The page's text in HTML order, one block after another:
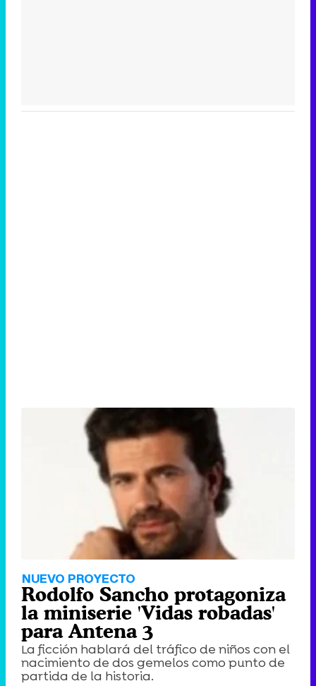
NUEVO PROYECTO
Rodolfo Sancho protagoniza
la miniserie 'Vidas robadas'
para Antena 3
La ficción hablará del tráfico de niños con el
nacimiento de dos gemelos como punto de
partida de la historia.